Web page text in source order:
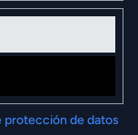
protección de datos